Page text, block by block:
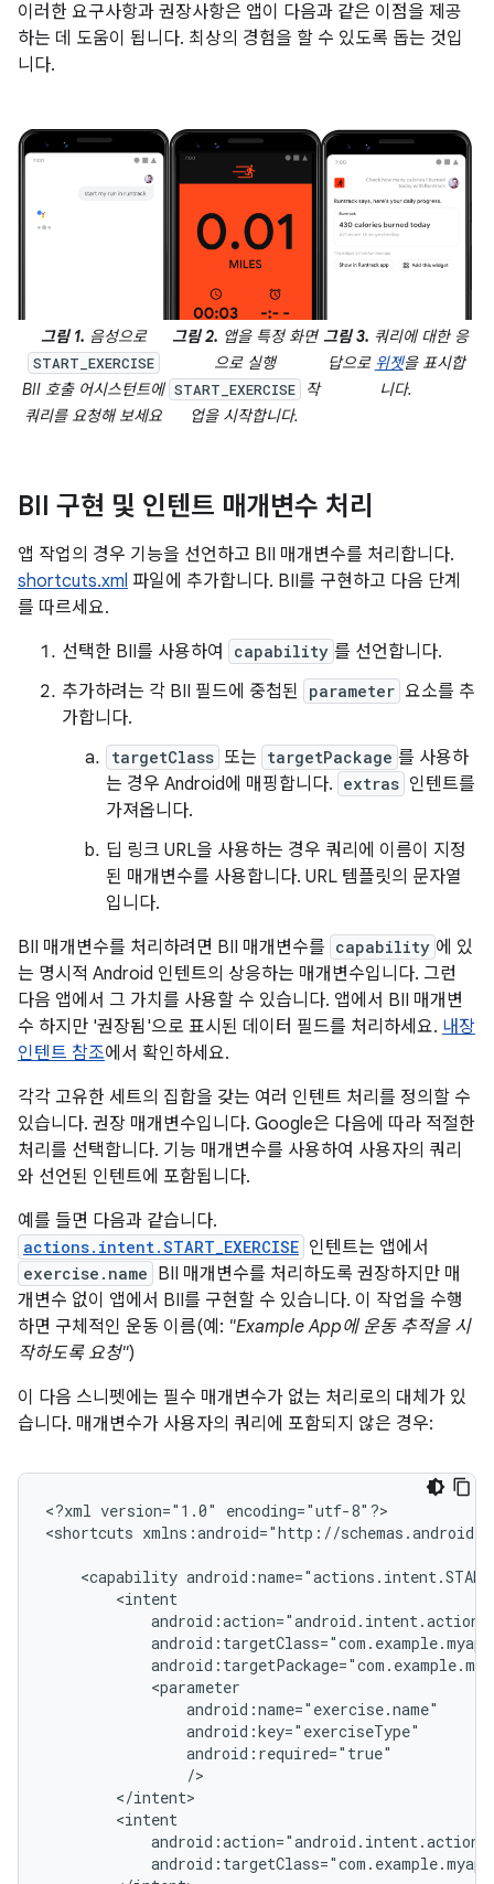
이러한 요구사항과 권장사항은 앱이 다음과 같은 이점을 제공
하는 데 도움이 됩니다. 최상의 경험을 할 수 있도록 돕는 것입
니다.
그림 1. 음성으로
START_EXERCISE
BII 호출 어시스턴트에
쿼리를 요청해 보세요
그림 2. 앱을 특정 화면
으로 실행
START_EXERCISE
작
업을 시작합니다.
그림 3. 쿼리에 대한 응
답으로 위젯을 표시합
니다.
BII 구현 및 인텐트 매개변수 처리
앱 작업의 경우 기능을 선언하고 BII 매개변수를 처리합니다.
shortcuts.xml 파일에 추가합니다. BII를 구현하고 다음 단계
를 따르세요.
선택한 BII를 사용하여
capability 를 선언합니다.
추가하려는 각 BII 필드에 중첩된
parameter 요소를 추
가합니다.
targetClass 또는 targetPackage 를 사용하
는 경우 Android에 매핑합니다. extras 인텐트를
가져옵니다.
딥 링크 URL을 사용하는 경우 쿼리에 이름이 지정
된 매개변수를 사용합니다. URL 템플릿의 문자열
입니다.
BII 매개변수를 처리하려면 BII 매개변수를 capability 에 있
는 명시적 Android 인텐트의 상응하는 매개변수입니다. 그런
다음 앱에서 그 가치를 사용할 수 있습니다. 앱에서 BII 매개변
수 하지만 '권장됨'으로 표시된 데이터 필드를 처리하세요. 내장
인텐트 참조에서 확인하세요.
각각 고유한 세트의 집합을 갖는 여러 인텐트 처리를 정의할 수
있습니다. 권장 매개변수입니다. Google은 다음에 따라 적절한
처리를 선택합니다. 기능 매개변수를 사용하여 사용자의 쿼리
와 선언된 인텐트에 포함됩니다.
예를 들면 다음과 같습니다.
actions.intent.START_EXERCISE 인텐트는 앱에서
exercise.name BII 매개변수를 처리하도록 권장하지만 매
개변수 없이 앱에서 BII를 구현할 수 있습니다. 이 작업을 수행
하면 구체적인 운동 이름(예: "Example App에 운동 추적을 시
작하도록 요청")
이 다음 스니펫에는 필수 매개변수가 없는 처리로의 대체가 있
습니다. 매개변수가 사용자의 쿼리에 포함되지 않은 경우:
<?xml version="1.0"
encoding="utf-8"?>
<shortcuts xmlns:android="http://
<capability